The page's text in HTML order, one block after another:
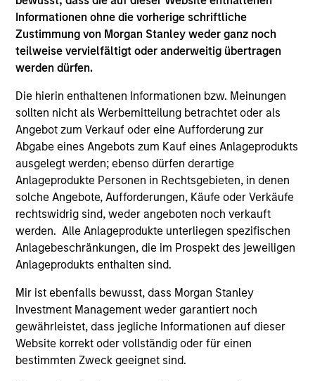
Informationen ohne die vorherige schriftliche
Zustimmung von Morgan Stanley weder ganz noch
teilweise vervielfältigt oder anderweitig übertragen
werden dürfen.
Die hierin enthaltenen Informationen bzw. Meinungen
sollten nicht als Werbemitteilung betrachtet oder als
Angebot zum Verkauf oder eine Aufforderung zur
Abgabe eines Angebots zum Kauf eines Anlageprodukts
ausgelegt werden; ebenso dürfen derartige
Anlageprodukte Personen in Rechtsgebieten, in denen
solche Angebote, Aufforderungen, Käufe oder Verkäufe
rechtswidrig sind, weder angeboten noch verkauft
werden. Alle Anlageprodukte unterliegen spezifischen
Anlagebeschränkungen, die im Prospekt des jeweiligen
Anlageprodukts enthalten sind.
Mir ist ebenfalls bewusst, dass Morgan Stanley
Investment Management weder garantiert noch
gewährleistet, dass jegliche Informationen auf dieser
Website korrekt oder vollständig oder für einen
bestimmten Zweck geeignet sind.
activities.
Investments typically range from $20 million - $60
million per transaction across either equity or credit
but there may be additional size flexibility through
syndicate and co-investor relationships. On the equity
side, our platform affords us the flexibility to evaluate a
variety of opportunity types, including first institutional
situations, growth carve-outs, non-auction follow-ons,
and founder / employee liquidity. On the credit side, our
long-term interest-only senior secured structure allows
us to provide companies with an attractive substitute
for traditional growth equity capital while providing
Expansion Credit with ample enterprise value
coverage. Morgan Stanley Expansion Capital typically
leads investments, but will also co-lead and participate
in syndicated opportunities.